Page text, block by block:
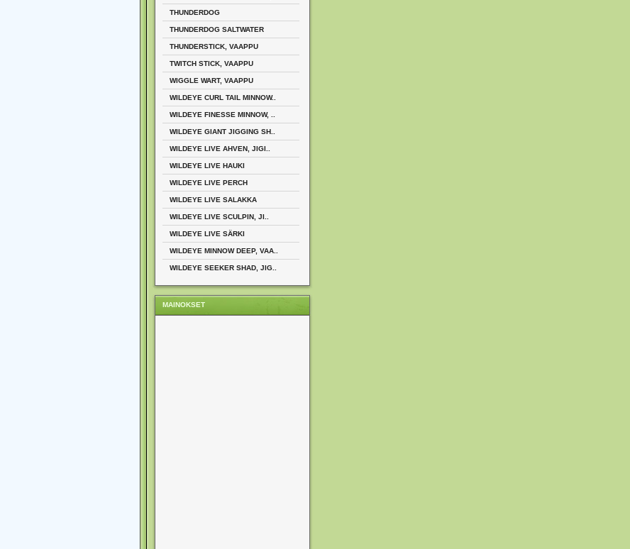
THUNDERDOG
THUNDERDOG SALTWATER
THUNDERSTICK, VAAPPU
TWITCH STICK, VAAPPU
WIGGLE WART, VAAPPU
WILDEYE CURL TAIL MINNOW..
WILDEYE FINESSE MINNOW, ..
WILDEYE GIANT JIGGING SH..
WILDEYE LIVE AHVEN, JIGI..
WILDEYE LIVE HAUKI
WILDEYE LIVE PERCH
WILDEYE LIVE SALAKKA
WILDEYE LIVE SCULPIN, JI..
WILDEYE LIVE SÄRKI
WILDEYE MINNOW DEEP, VAA..
WILDEYE SEEKER SHAD, JIG..
MAINOKSET